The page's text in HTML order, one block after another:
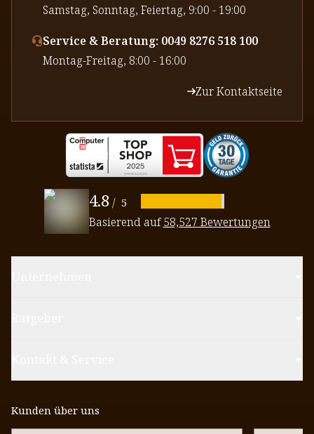
⁠Samstag, Sonntag, Feiertag, 9:00 - 19:00
Service & Beratung: 0049 8276 518 100
⁠Montag-Freitag, 8:00 - 16:00
Zur Kontaktseite
4.8 / 5
Basierend auf58,527 Bewertungen
Kunden über uns